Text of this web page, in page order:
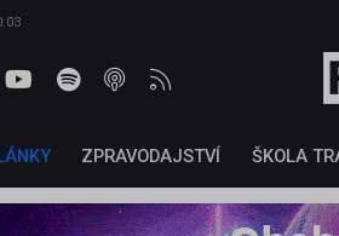
ZPRAVODAJSTVÍ ŠKOLA